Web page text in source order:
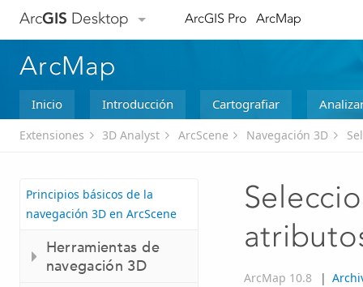
ArcGIS Desktop ArcGIS Pro ArcMap
ArcMap
Inicio Introducción Cartografiar
Extensiones 3D Analyst ArcScene Navegación 3D
Principios básicos de la
navegación 3D en ArcScene
Herramientas de
navegación 3D
ArcMap 10.8 |